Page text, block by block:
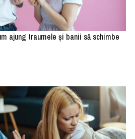
ajung traumele și banii să schimbe